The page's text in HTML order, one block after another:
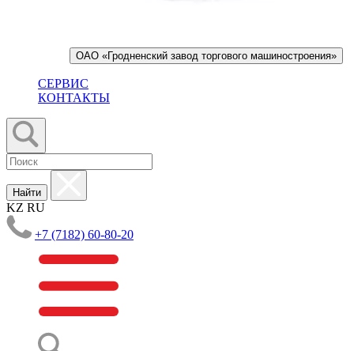
ОАО «Гродненский завод торгового машиностроения»
СЕРВИС
КОНТАКТЫ
Найти
KZ RU
+7 (7182) 60-80-20